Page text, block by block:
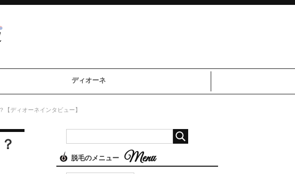
ディオーネ
ディオーネインタビュー】
脱毛のメニュー